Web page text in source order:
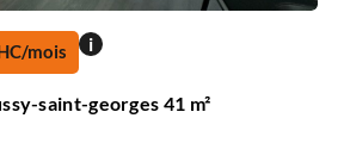
mois i
saint-georges 41 m²